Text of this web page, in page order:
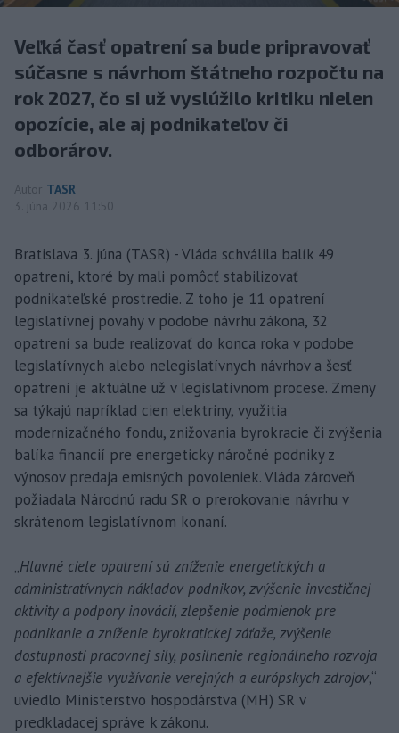
Veľká časť opatrení sa bude pripravovať
súčasne s návrhom štátneho rozpočtu na
rok 2027, čo si už vyslúžilo kritiku nielen
opozície, ale aj podnikateľov či
odborárov.
Autor TASR
3. júna 2026 11:50
Bratislava 3. júna (TASR) - Vláda schválila balík 49
opatrení, ktoré by mali pomôcť stabilizovať
podnikateľské prostredie. Z toho je 11 opatrení
legislatívnej povahy v podobe návrhu zákona, 32
opatrení sa bude realizovať do konca roka v podobe
legislatívnych alebo nelegislatívnych návrhov a šesť
opatrení je aktuálne už v legislatívnom procese. Zmeny
sa týkajú napríklad cien elektriny, využitia
modernizačného fondu, znižovania byrokracie či zvýšenia
balíka financií pre energeticky náročné podniky z
výnosov predaja emisných povoleniek. Vláda zároveň
požiadala Národnú radu SR o prerokovanie návrhu v
skrátenom legislatívnom konaní.
„Hlavné ciele opatrení sú zníženie energetických a
administratívnych nákladov podnikov, zvýšenie investičnej
aktivity a podpory inovácií, zlepšenie podmienok pre
podnikanie a zníženie byrokratickej záťaže, zvýšenie
dostupnosti pracovnej sily, posilnenie regionálneho rozvoja
a efektívnejšie využívanie verejných a európskych zdrojov,“
uviedlo Ministerstvo hospodárstva (MH) SR v
predkladacej správe k zákonu.